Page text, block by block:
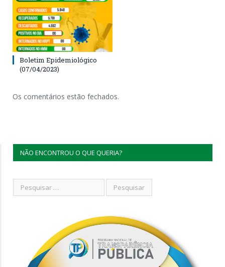
Boletim Epidemiológico
(07/04/2023)
Os comentários estão fechados.
NÃO ENCONTROU O QUE QUERIA?